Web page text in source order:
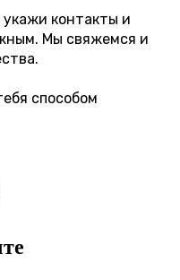
контакты и
Мы свяжемся и
способом